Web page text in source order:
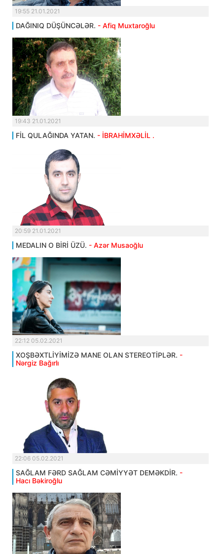
19:55 21.01.2021
DAĞINIQ DÜŞÜNCƏLƏR. - Afiq Muxtaroğlu
19:43 21.01.2021
FİL QULAĞINDA YATAN. - İBRAHİMXƏLİL .
20:59 21.01.2021
MEDALIN O BİRİ ÜZÜ. - Azər Musaoğlu
22:12 05.02.2021
XOŞBƏXTLİYİMİZƏ MANE OLAN STEREOTİPLƏR. -
Nərgiz Bağırlı
22:06 05.02.2021
SAĞLAM FƏRD SAĞLAM CƏMİYYƏT DEMƏKDİR. -
Hacı Bəkiroğlu